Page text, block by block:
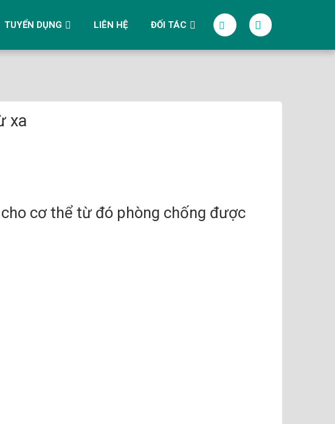
TUYỂN DỤNG LIÊN HỆ ĐỐI TÁC
xa
cơ thể từ đó phòng chống được